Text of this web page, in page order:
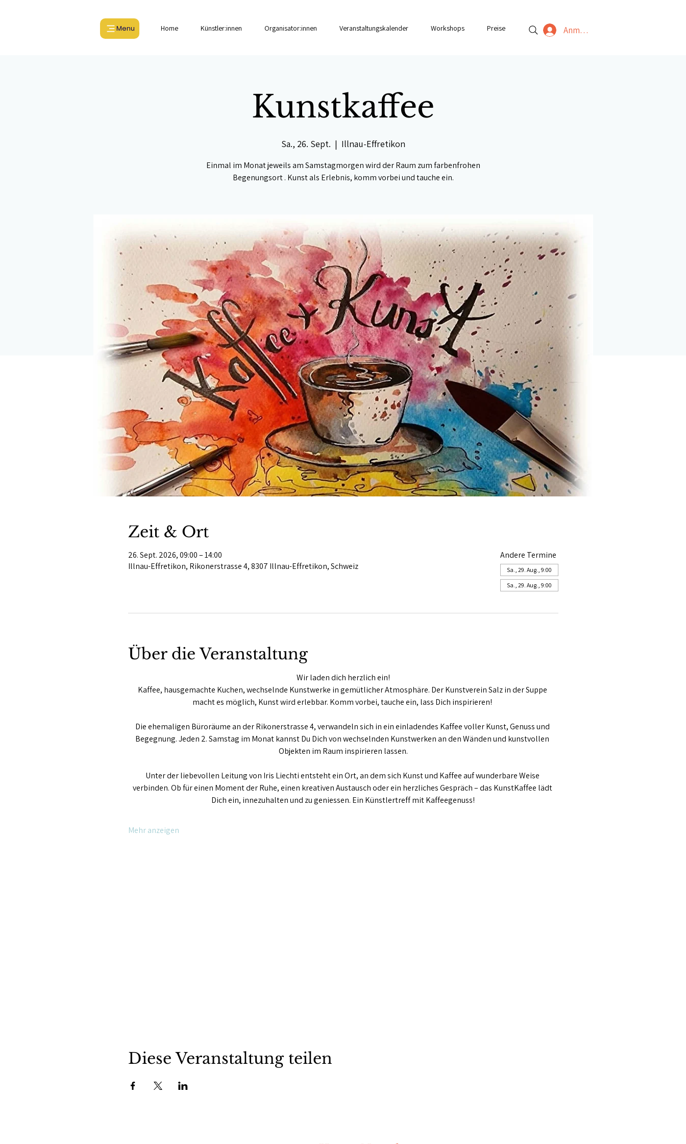
Menu Home Künstler:innen Organisator:innen Veranstaltungskalender Workshops Preise Anmelden
Kunstkaffee
Sa., 26. Sept.
  |
Illnau-Effretikon
Einmal im Monat jeweils am Samstagmorgen wird der Raum zum farbenfrohen
Begenungsort . Kunst als Erlebnis, komm vorbei und tauche ein.
Zeit & Ort
26. Sept. 2026, 09:00 – 14:00
Illnau-Effretikon, Rikonerstrasse 4, 8307 Illnau-Effretikon, Schweiz
Andere Termine
Sa., 29. Aug., 9:00
Sa., 29. Aug., 9:00
Über die Veranstaltung
Wir laden dich herzlich ein!
Kaffee, hausgemachte Kuchen, wechselnde Kunstwerke in gemütlicher Atmosphäre. Der Kunstverein Salz in der Suppe
macht es möglich, Kunst wird erlebbar. Komm vorbei, tauche ein, lass Dich inspirieren!
Die ehemaligen Büroräume an der Rikonerstrasse 4, verwandeln sich in ein einladendes Kaffee voller Kunst, Genuss und
Begegnung. Jeden 2. Samstag im Monat kannst Du Dich von wechselnden Kunstwerken an den Wänden und kunstvollen
Objekten im Raum inspirieren lassen.
Unter der liebevollen Leitung von Iris Liechti entsteht ein Ort, an dem sich Kunst und Kaffee auf wunderbare Weise
verbinden. Ob für einen Moment der Ruhe, einen kreativen Austausch oder ein herzliches Gespräch – das KunstKaffee lädt
Dich ein, innezuhalten und zu geniessen. Ein Künstlertreff mit Kaffeegenuss!
Mehr anzeigen
Diese Veranstaltung teilen